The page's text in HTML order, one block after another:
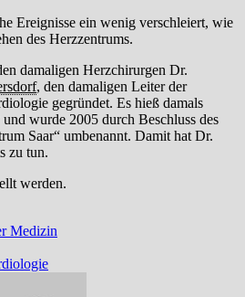
Ereignisse ein wenig verschleiert, wie
des Herzzentrums.
damaligen Herzchirurgen Dr.
, den damaligen Leiter der
gegründet. Es hieß damals
wurde 2005 durch Beschluss des
Saar“ umbenannt. Damit hat Dr.
zu tun.
werden.
Medizin